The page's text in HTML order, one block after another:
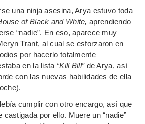
una ninja asesina, Arya estuvo toda
of Black and White,aprendiendo
“nadie”. En eso, aparece muy
Trant, al cual se esforzaron en
por hacerlo totalmente
en la lista “Kill Bill”de Arya, así
con las nuevas habilidades de ella
cumplir con otro encargo, así que
por ello. Muere un “nadie”